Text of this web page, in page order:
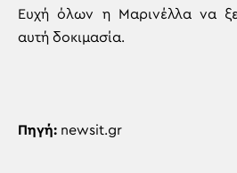
Ευχή όλων η Μαρινέλλα να
αυτή δοκιμασία.
Πηγή: newsit.gr